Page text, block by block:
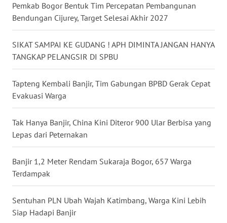
Pemkab Bogor Bentuk Tim Percepatan Pembangunan
Bendungan Cijurey, Target Selesai Akhir 2027
SIKAT SAMPAI KE GUDANG ! APH DIMINTA JANGAN HANYA
TANGKAP PELANGSIR DI SPBU
Tapteng Kembali Banjir, Tim Gabungan BPBD Gerak Cepat
Evakuasi Warga
Tak Hanya Banjir, China Kini Diteror 900 Ular Berbisa yang
Lepas dari Peternakan
Banjir 1,2 Meter Rendam Sukaraja Bogor, 657 Warga
Terdampak
Sentuhan PLN Ubah Wajah Katimbang, Warga Kini Lebih
Siap Hadapi Banjir
WN
BABEL
WN
SUMBAR
WN
SUMSEL
WN
BENGKULU
WN
LAMPUNG
WN
JATENG